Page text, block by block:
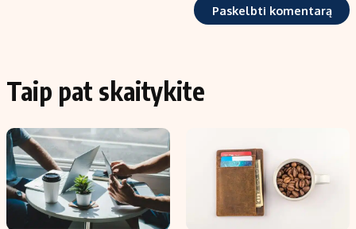
Taip pat skaitykite